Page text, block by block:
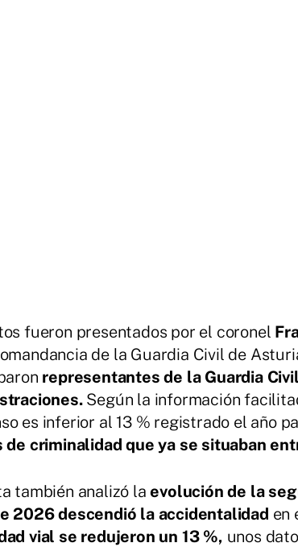
fueron presentados por el coronel
de la Guardia Civil de
representantes de la Guardia
Según la información
es inferior al 13 % registrado el año
de criminalidad que ya se situaban
también analizó la evolución de la
2026 descendió la accidentalidad en
vial se redujeron un 13 %, unos